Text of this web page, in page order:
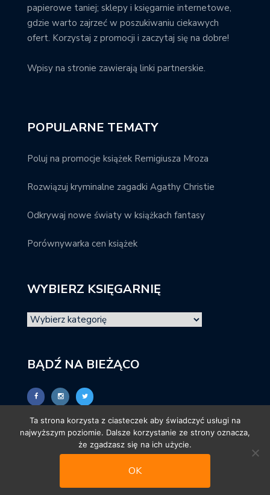
papierowe taniej; sklepy i księgarnie internetowe,
gdzie warto zajrzeć w poszukiwaniu ciekawych
ofert. Korzystaj z promocji i zaczytaj się na dobre!
Wpisy na stronie zawierają linki partnerskie.
POPULARNE TEMATY
Poluj na promocje książek Remigiusza Mroza
Rozwiązuj kryminalne zagadki Agathy Christie
Odkrywaj nowe światy w książkach fantasy
Porównywarka cen książek
WYBIERZ KSIĘGARNIĘ
BĄDŹ NA BIEŻĄCO
© promocjeksiazkowe.pl
Ta strona korzysta z ciasteczek aby świadczyć usługi na
najwyższym poziomie. Dalsze korzystanie ze strony oznacza,
że zgadzasz się na ich użycie.
OK